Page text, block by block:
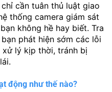
cần tuân thủ luật giao
thống camera giám sát
không hề hay biết. Tra
phát hiện sớm các lỗi
lý kịp thời, tránh bị
động như thế nào?